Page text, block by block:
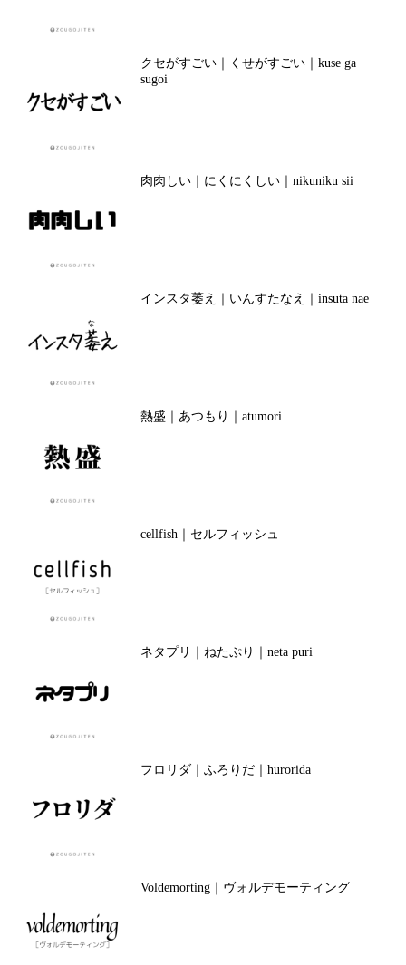
クセがすごい｜くせがすごい｜kuse ga
sugoi
肉肉しい｜にくにくしい｜nikuniku sii
インスタ萎え｜いんすたなえ｜insuta nae
熱盛｜あつもり｜atumori
cellfish｜セルフィッシュ
ネタプリ｜ねたぷり｜neta puri
フロリダ｜ふろりだ｜hurorida
Voldemorting｜ヴォルデモーティング